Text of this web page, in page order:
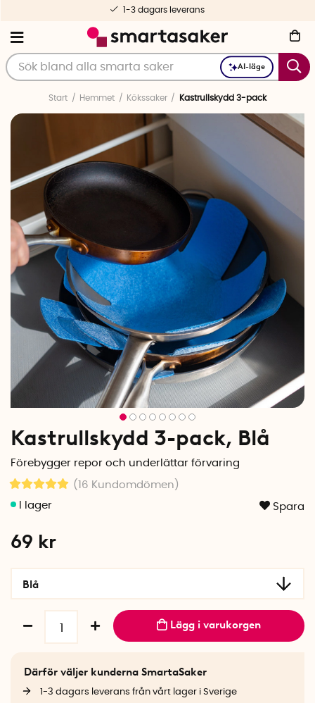
AI-läge
1-3 dagars leverans
Start Hemmet Kökssaker Kastrullskydd 3-pack
Kastrullskydd 3-pack, Blå
Förebygger repor och underlättar förvaring
(16 Kundomdömen )
Spara
69 kr
Blå
Lägg i varukorgen
Därför väljer kunderna SmartaSaker
1-3 dagars leverans från vårt lager i Sverige